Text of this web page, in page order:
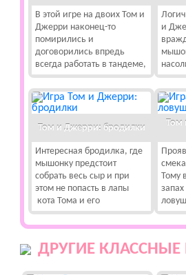
В этой игре на двоих Том и
Джерри наконец-то
помирились и
договорились впредь
всегда работать в тандеме,
и
Том и Джерри: бродилки
Интересная бродилка, где
мышонку предстоит
собрать весь сыр и при
этом не попасть в лапы
кота Тома и его
Том
Тому
ДРУГИЕ КЛАССНЫЕ